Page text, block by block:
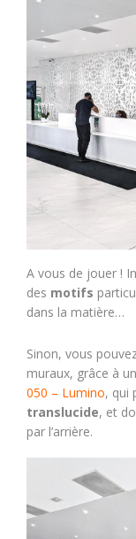
A vous de jouer !
des motifs
dans la matière…
Sinon, vous
muraux, grâce à
050 – Lumino, qui
translucide, et
par l’arrière.